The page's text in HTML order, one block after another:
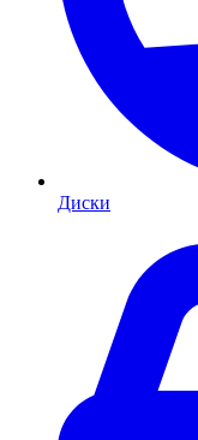
Диски